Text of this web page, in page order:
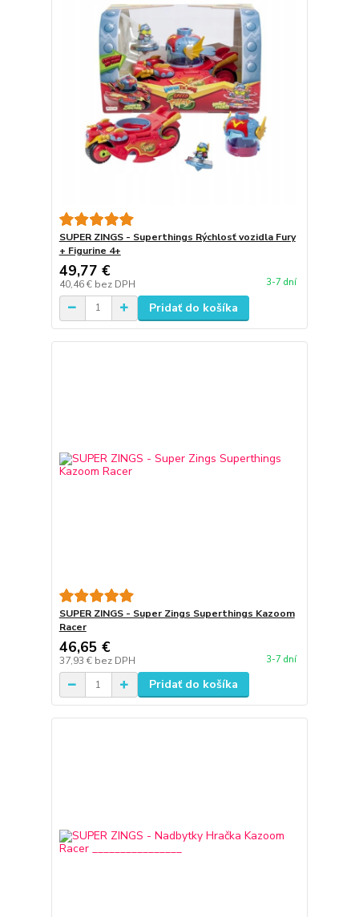
SUPER ZINGS - Superthings Rýchlosť vozidla Fury
+ Figurine 4+
49,77 €
40,46 € bez DPH 3-7 dní
Pridať do košíka
SUPER ZINGS - Super Zings Superthings Kazoom
Racer
46,65 €
37,93 € bez DPH 3-7 dní
Pridať do košíka